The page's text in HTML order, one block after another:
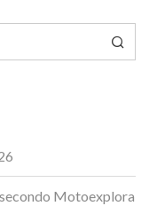
secondo Motoexplora